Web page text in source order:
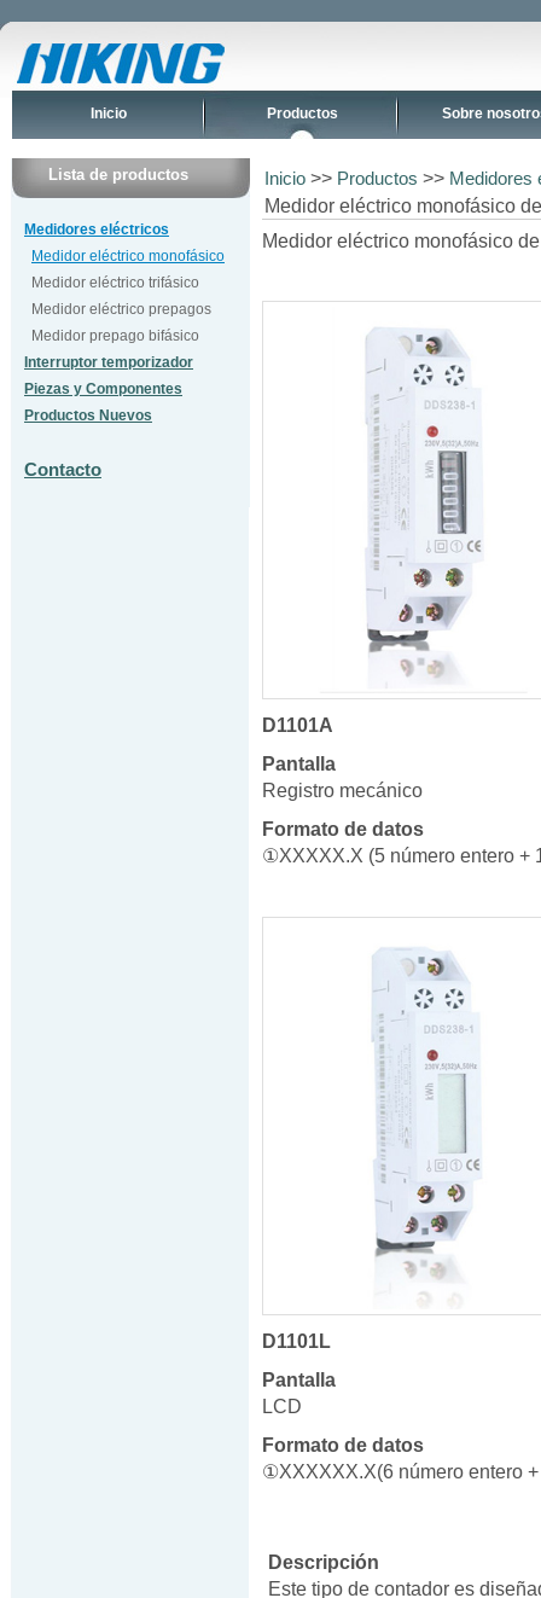
Inicio Productos Sobre
Lista de productos
Medidores eléctricos
Medidor eléctrico monofásico
Medidor eléctrico trifásico
Medidor eléctrico prepagos
Medidor prepago bifásico
Interruptor temporizador
Piezas y Componentes
Productos Nuevos
Contacto
Inicio >> Productos >> Medidores
Medidor eléctrico monofásico
Medidor eléctrico monofásico
D1101A
Pantalla
Registro mecánico
Formato de datos
①XXXXX.X (5 número entero +
D1101L
Pantalla
LCD
Formato de datos
①XXXXXX.X(6 número entero
Descripción
Este tipo de contador es